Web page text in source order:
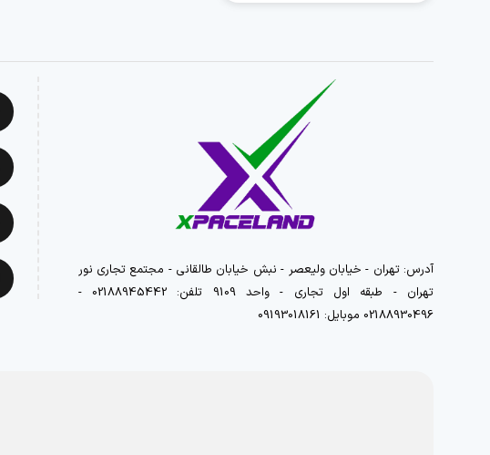
آدرس: تهران - خیابان ولیعصر - نبش خیابان طالقانی - مجتمع تجاری نور
تهران - طبقه اول تجاری - واحد 9109 تلفن: 02188945442 -
02188930496 موبایل: 09193018161